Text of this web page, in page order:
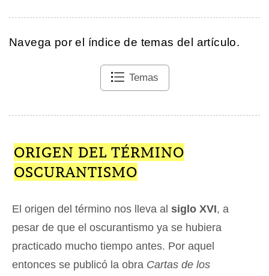
Navega por el índice de temas del artículo.
Temas
ORIGEN DEL TÉRMINO
OSCURANTISMO
El origen del término nos lleva al siglo XVI, a
pesar de que el oscurantismo ya se hubiera
practicado mucho tiempo antes. Por aquel
entonces se publicó la obra Cartas de los